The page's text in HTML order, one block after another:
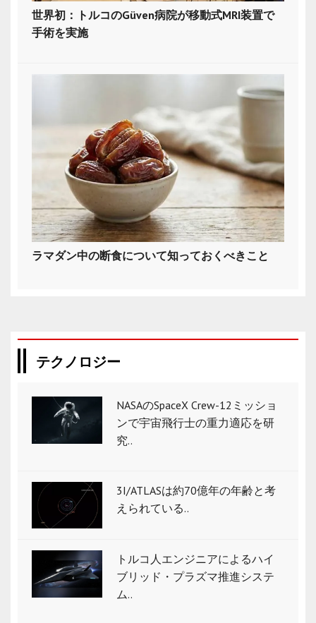
世界初：トルコのGüven病院が移動式MRI装置で
手術を実施
ラマダン中の断食について知っておくべきこと
テクノロジー
NASAのSpaceX Crew-12ミッショ
ンで宇宙飛行士の重力適応を研
究..
3I/ATLASは約70億年の年齢と考
えられている..
トルコ人エンジニアによるハイ
ブリッド・プラズマ推進システ
ム..